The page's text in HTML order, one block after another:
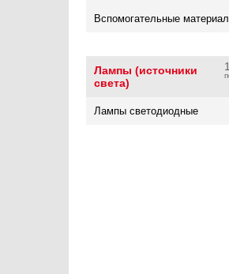
Вспомогательные
Лампы (источники
света)
Лампы светодиодные